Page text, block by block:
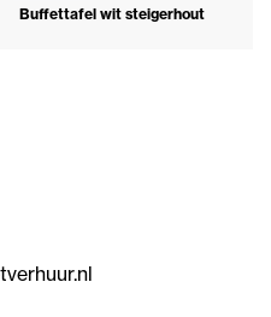
Buffettafel wit steigerhout